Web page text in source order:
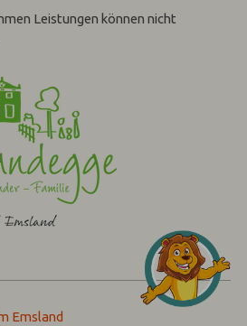
Leistungen können nicht
Emsland‎